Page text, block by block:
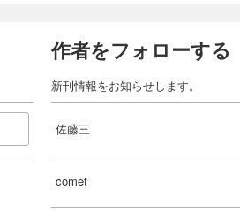
作者をフォローする
新刊情報をお知らせします。
佐藤三
comet